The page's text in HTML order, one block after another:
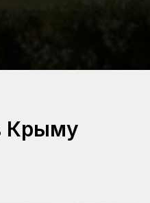
Крыму